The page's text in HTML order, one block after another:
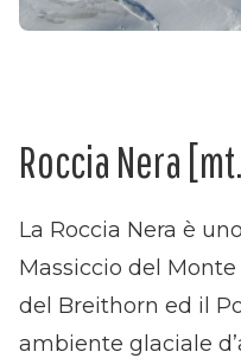
Roccia Nera
La Roccia Nera è
Massiccio del
del Breithorn ed il
ambiente glaciale